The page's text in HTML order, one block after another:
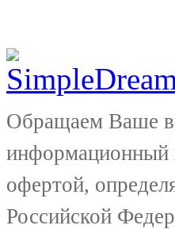
Обращаем Ваше
информационный
офертой,
Российской